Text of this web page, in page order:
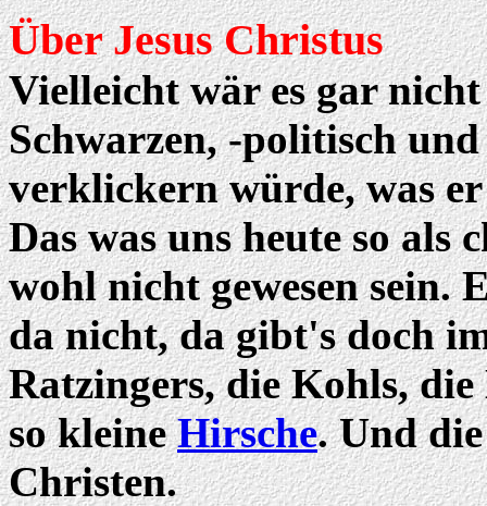
Über Jesus Christus
Vielleicht wär es gar
Schwarzen, -politisch
verklickern würde, was
Das was uns heute so
wohl nicht gewesen sein.
da nicht, da gibt's doch
Ratzingers, die Kohls,
so kleineHirsche. Und
Christen.